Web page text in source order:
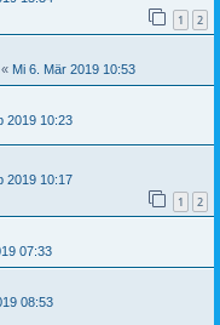
1 2
« Mi 6. Mär 2019 10:53
2019 10:23
2019 10:17
1 2
07:33
08:53